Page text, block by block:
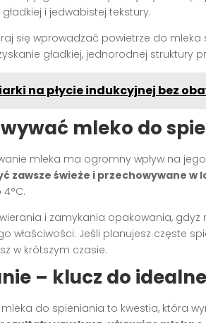
i jedwabistej tekstury.
się wprowadzać powietrze do
gładkiej, jednorodnej struktury
na płycie indukcyjnej bez
mleko do
mleka ma ogromny wpływ na
zawsze świeże i przechowywane w
i zamykania opakowania,
właściwości. Jeśli planujesz częste
w krótszym czasie.
– klucz do
do spieniania to kwestia, która